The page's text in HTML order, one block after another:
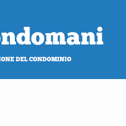
DEL CONDOMINIO